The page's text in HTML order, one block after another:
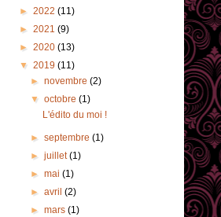
► 2022 (11)
► 2021 (9)
► 2020 (13)
▼ 2019 (11)
►novembre(2)
▼octobre(1)
L'édito du moi !
►septembre(1)
►juillet(1)
►mai(1)
►avril(2)
►mars(1)